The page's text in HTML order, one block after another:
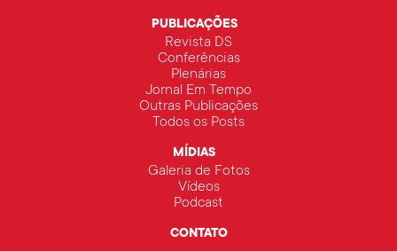
PUBLICAÇÕES
Revista DS
Conferências
Plenárias
Jornal Em Tempo
Outras Publicações
Todos os Posts
MÍDIAS
Galeria de Fotos
Vídeos
Podcast
CONTATO